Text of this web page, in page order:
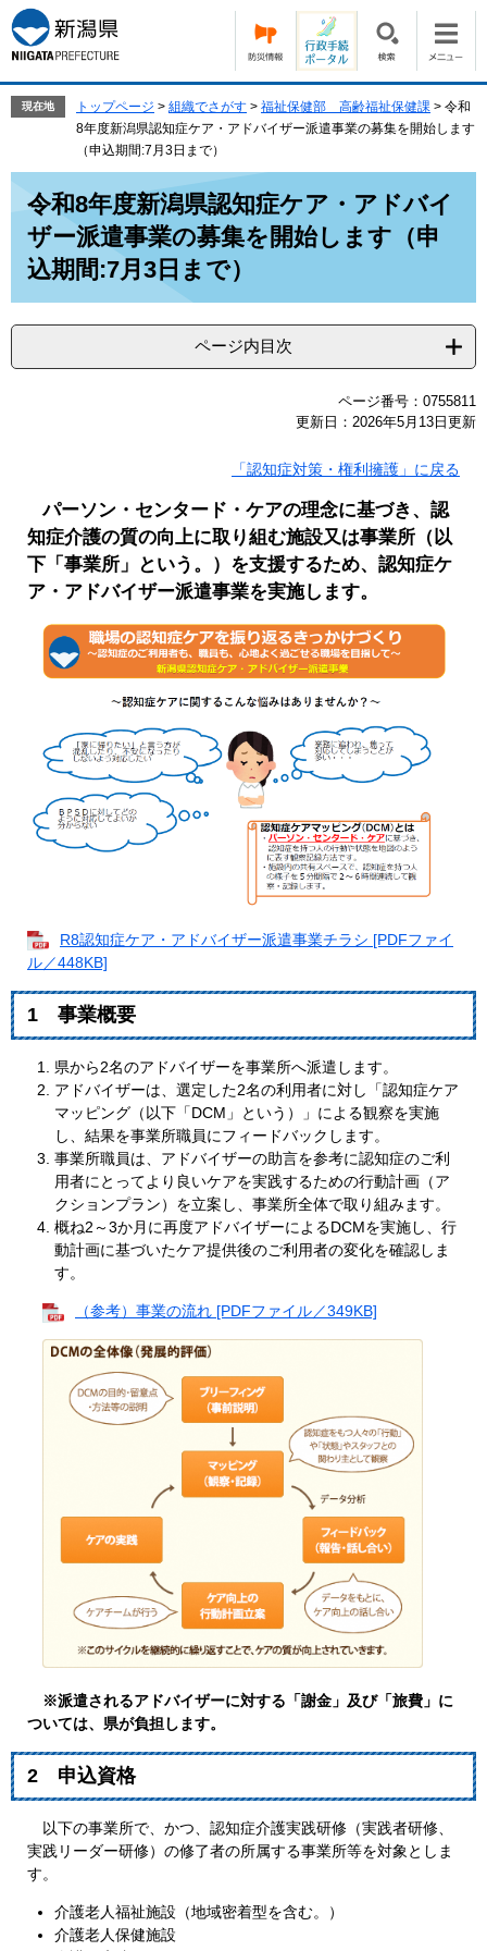
ー
ジ
の
す。
ニ
ュ
ー
し
現在地 トップページ > 組織でさがす > 福祉保健部 高齢福祉保健課 > 令和
8年度新潟県認知症ケア・アドバイザー派遣事業の募集を開始します
（申込期間:7月3日まで）
令和8年度新潟県認知症ケア・アドバイ
ザー派遣事業の募集を開始します（申
込期間:7月3日まで）
ページ内目次
ページ番号：0755811
更新日：2026年5月13日更新
「認知症対策・権利擁護」に戻る
パーソン・センタード・ケアの理念に基づき、認
知症介護の質の向上に取り組む施設又は事業所（以
下「事業所」という。）を支援するため、認知症ケ
ア・アドバイザー派遣事業を実施します。
R8認知症ケア・アドバイザー派遣事業チラシ [PDFファイ
ル／448KB]
1 事業概要
県から2名のアドバイザーを事業所へ派遣します。
アドバイザーは、選定した2名の利用者に対し「認知症ケア
マッピング（以下「DCM」という）」による観察を実施
し、結果を事業所職員にフィードバックします。
事業所職員は、アドバイザーの助言を参考に認知症のご利
用者にとってより良いケアを実践するための行動計画（ア
クションプラン）を立案し、事業所全体で取り組みます。
概ね2～3か月に再度アドバイザーによるDCMを実施し、行
動計画に基づいたケア提供後のご利用者の変化を確認しま
す。
（参考）事業の流れ [PDFファイル／349KB]
※派遣されるアドバイザーに対する「謝金」及び「旅費」に
ついては、県が負担します。
2 申込資格
以下の事業所で、かつ、認知症介護実践研修（実践者研修、
実践リーダー研修）の修了者の所属する事業所等を対象としま
す。
介護老人福祉施設（地域密着型を含む。）
介護老人保健施設